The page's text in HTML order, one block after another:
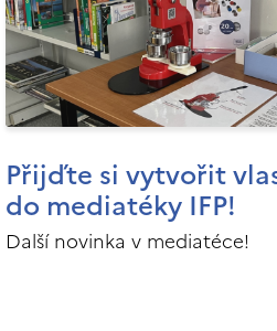
Přijďte si vytvořit
do mediatéky IFP!
Další novinka v mediatéce!